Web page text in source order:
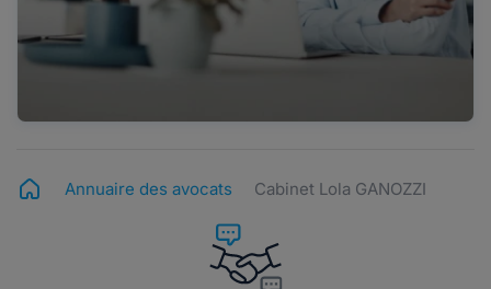
Annuaire des avocats Cabinet Lola GANOZZI